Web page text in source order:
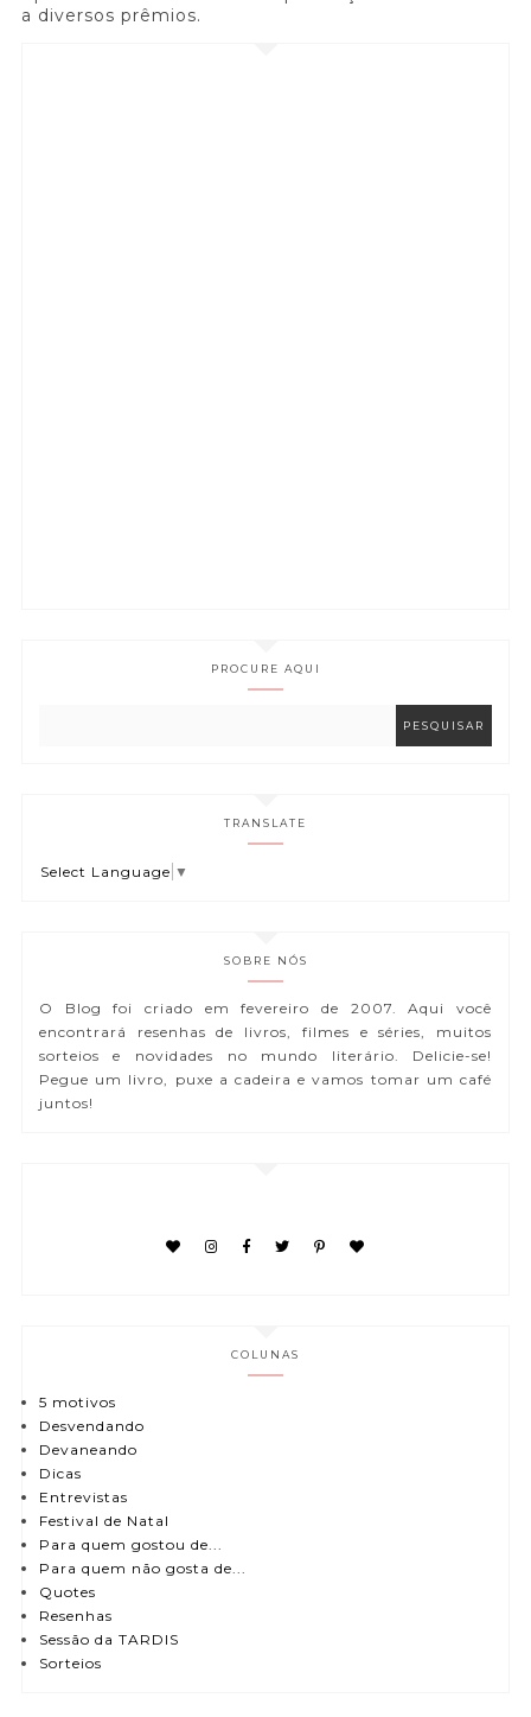
a diversos prêmios.
PROCURE AQUI
TRANSLATE
Select Language ▼
SOBRE NÓS
O Blog foi criado em fevereiro de 2007. Aqui você
encontrará resenhas de livros, filmes e séries, muitos
sorteios e novidades no mundo literário. Delicie-se!
Pegue um livro, puxe a cadeira e vamos tomar um café
juntos!
COLUNAS
5 motivos
Desvendando
Devaneando
Dicas
Entrevistas
Festival de Natal
Para quem gostou de...
Para quem não gosta de...
Quotes
Resenhas
Sessão da TARDIS
Sorteios